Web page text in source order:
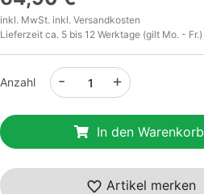
inkl. MwSt. inkl.Versandkosten
Lieferzeit ca. 5 bis 12 Werktage (gilt Mo. - Fr.)
Anzahl +
-
In den Warenkorb
Artikel merken